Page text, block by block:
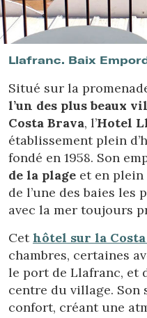
Location/nom de l'hôtel
Llafranc. Baix
Situé sur la
l’un des plus beaux
Costa Brava, l’Hotel
établissement plein
fondé en 1958. Son
de la plage et en
de l’une des baies
avec la mer toujours
Cethôtel sur la
chambres, certaines
le port de Llafranc, et
centre du village.
confort, créant une